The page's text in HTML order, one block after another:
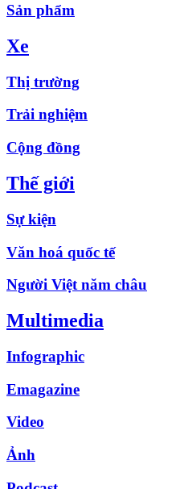
Sản phẩm
Xe
Thị trường
Trải nghiệm
Cộng đồng
Thế giới
Sự kiện
Văn hoá quốc tế
Người Việt năm châu
Multimedia
Infographic
Emagazine
Video
Ảnh